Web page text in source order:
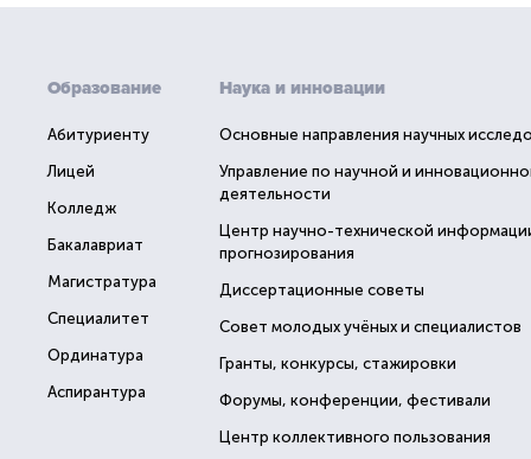
Образование
Абитуриенту
Лицей
Колледж
Бакалавриат
Магистратура
Специалитет
Ординатура
Аспирантура
Наука и инновации
Основные направления научных
Управление по научной и
деятельности
Центр научно-технической
прогнозирования
Диссертационные советы
Совет молодых учёных и специалистов
Гранты, конкурсы, стажировки
Форумы, конференции, фестивали
Центр коллективного пользования